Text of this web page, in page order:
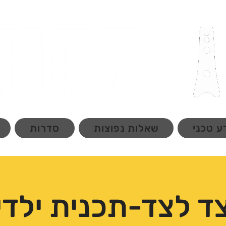
סדרות שאלות נפוצות טכני
לצד-תכנית